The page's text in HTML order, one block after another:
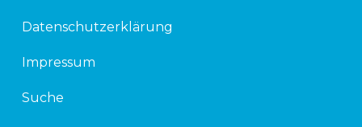
Datenschutzerklärung
Impressum
Suche